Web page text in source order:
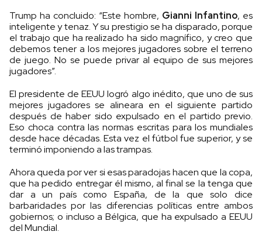
Trump ha concluido: “Este hombre, Gianni Infantino, es
inteligente y tenaz. Y su prestigio se ha disparado, porque
el trabajo que ha realizado ha sido magnífico, y creo que
debemos tener a los mejores jugadores sobre el terreno
de juego. No se puede privar al equipo de sus mejores
jugadores”.
El presidente de EEUU logró algo inédito, que uno de sus
mejores jugadores se alineara en el siguiente partido
después de haber sido expulsado en el partido previo.
Eso choca contra las normas escritas para los mundiales
desde hace décadas. Esta vez el fútbol fue superior, y se
terminó imponiendo a las trampas.
Ahora queda por ver si esas paradojas hacen que la copa,
que ha pedido entregar él mismo, al final se la tenga que
dar a un país como España, de la que solo dice
barbaridades por las diferencias políticas entre ambos
gobiernos; o incluso a Bélgica, que ha expulsado a EEUU
del Mundial.